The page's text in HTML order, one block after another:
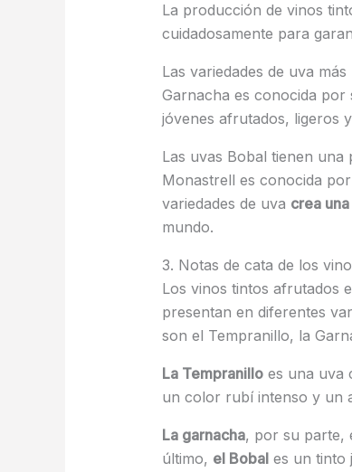
La producción de vinos
cuidadosamente para
Las variedades de uva
Garnacha es conocida
jóvenes afrutados, ligeros
Las uvas Bobal tienen
Monastrell es conocida
variedades de uva crea
mundo.
3. Notas de cata de los
Los vinos tintos afrutados
presentan en diferentes
son el Tempranillo, la
La Tempranilloes una uva
un color rubí intenso y un
La garnacha, por su parte,
último, el Bobal es un tinto